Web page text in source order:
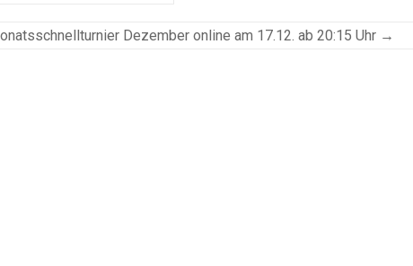
Dezember online am 17.12. ab 20:15 Uhr →